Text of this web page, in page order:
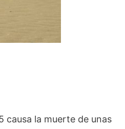
causa la muerte de unas